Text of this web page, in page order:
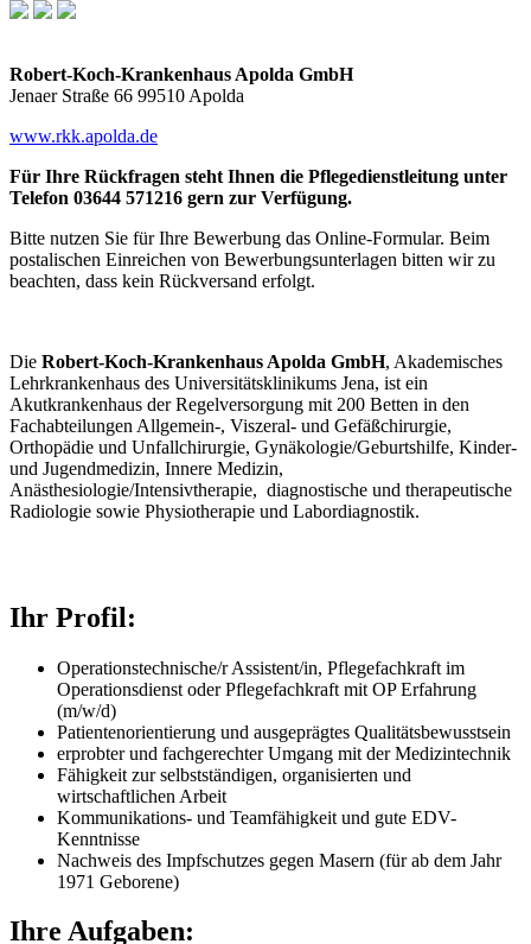
Robert-Koch-Krankenhaus Apolda GmbH
Jenaer Straße 66 99510 Apolda
www.rkk.apolda.de
Für Ihre Rückfragen steht Ihnen die Pflegedienstleitung unter
Telefon 03644 571216 gern zur Verfügung.
Bitte nutzen Sie für Ihre Bewerbung das Online-Formular. Beim
postalischen Einreichen von Bewerbungsunterlagen bitten wir zu
beachten, dass kein Rückversand erfolgt.
Die Robert-Koch-Krankenhaus Apolda GmbH, Akademisches
Lehrkrankenhaus des Universitätsklinikums Jena, ist ein
Akutkrankenhaus der Regelversorgung mit 200 Betten in den
Fachabteilungen Allgemein-, Viszeral- und Gefäßchirurgie,
Orthopädie und Unfallchirurgie, Gynäkologie/Geburtshilfe, Kinder-
und Jugendmedizin, Innere Medizin,
Anästhesiologie/Intensivtherapie, diagnostische und therapeutische
Radiologie sowie Physiotherapie und Labordiagnostik.
Ihr Profil:
Operationstechnische/r Assistent/in, Pflegefachkraft im
Operationsdienst oder Pflegefachkraft mit OP Erfahrung
(m/w/d)
Patientenorientierung und ausgeprägtes Qualitätsbewusstsein
erprobter und fachgerechter Umgang mit der Medizintechnik
Fähigkeit zur selbstständigen, organisierten und
wirtschaftlichen Arbeit
Kommunikations- und Teamfähigkeit und gute EDV-
Kenntnisse
Nachweis des Impfschutzes gegen Masern (für ab dem Jahr
1971 Geborene)
Ihre Aufgaben: